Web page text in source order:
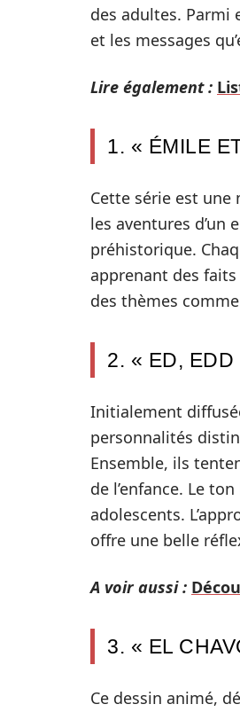
des adultes.
et les messages
Lire également :
1. « ÉMILE
Cette série est
les aventures
préhistorique.
apprenant des
des thèmes
2. « ED, EDD
Initialement
personnalités
Ensemble, ils
de l’enfance. Le
adolescents.
offre une belle
A voir aussi :
3. « EL
Ce dessin animé,